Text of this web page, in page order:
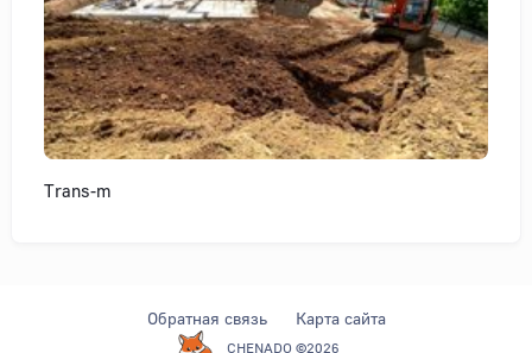
Trans-m
CHENADO ©2026
Обратная связь Карта сайта